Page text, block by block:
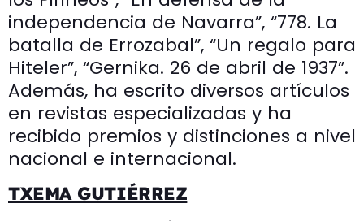
independencia de Navarra”, “778. La
batalla de Errozabal”, “Un regalo para
Hiteler”, “Gernika. 26 de abril de 1937”.
Además, ha escrito diversos artículos
en revistas especializadas y ha
recibido premios y distinciones a nivel
nacional e internacional.
TXEMA GUTIÉRREZ